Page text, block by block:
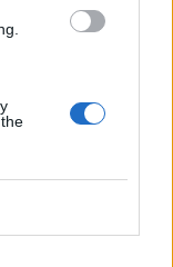
Territoriale, PD